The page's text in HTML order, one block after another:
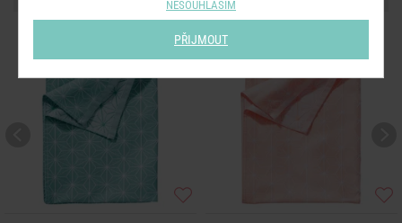
NESOUHLASÍM
PŘIJMOUT